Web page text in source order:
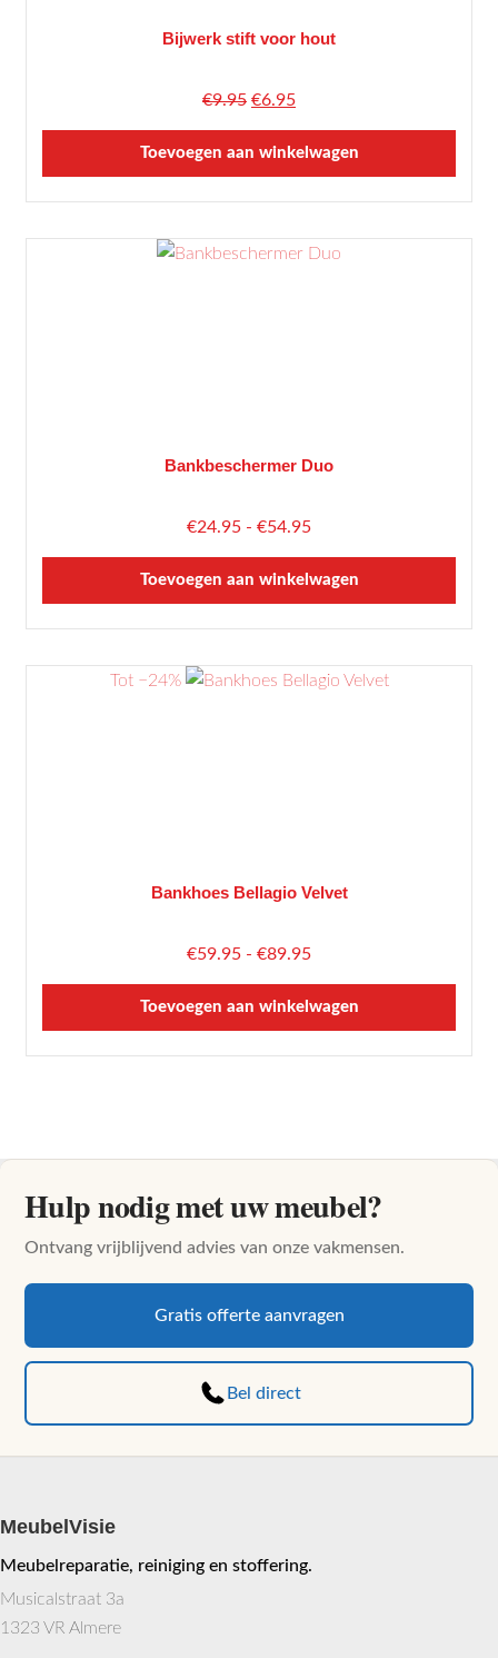
Bijwerk stift voor hout
€9.95 Oorspronkelijke
prijs
was:
€6.95Huidige
prijs
is:
Toevoegen aan winkelwagen
Dit
heeft
worden
de
Bankbeschermer Duo
€24.95 - €54.95Prijsklasse:
€24.95
tot
Toevoegen aan winkelwagen
Dit
heeft
worden
de
Tot −24%
Bankhoes Bellagio Velvet
€59.95 - €89.95Prijsklasse:
€59.95
tot
Toevoegen aan winkelwagen
Dit
kan
gekozen
worden
productpagina
Hulp nodig met uw meubel?
Ontvang vrijblijvend advies van onze vakmensen.
Gratis offerte aanvragen
Bel direct
MeubelVisie
Meubelreparatie, reiniging en stoffering.
Musicalstraat 3a
1323 VR Almere